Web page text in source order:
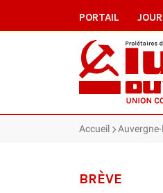
PORTAIL
Accueil
BRÈVE